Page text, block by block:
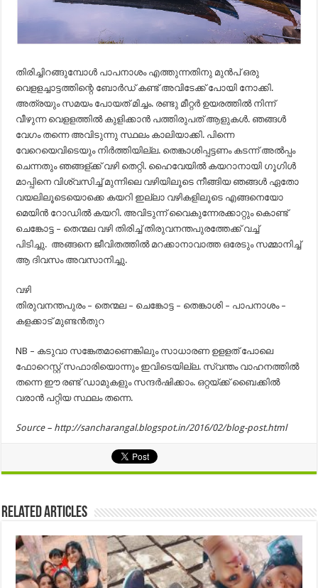
തിരിച്ചിറങ്ങുമ്പോൾ പാപനാശം എത്തുന്നതിനു മുൻപ് ഒരു
വെളളച്ചാട്ടത്തിന്റെ ബോർഡ് കണ്ട് അവിടേക്ക് പോയി നോക്കി.
അത്രയും സമയം പോയത് മിച്ചം. രണ്ടു മീറ്റർ ഉയരത്തിൽ നിന്ന്
വീഴുന്ന വെളളത്തിൽ കുളിക്കാൻ പത്തിരുപത് ആളുകൾ. ഞങ്ങൾ
വേഗം തന്നെ അവിടുന്നു സ്ഥലം കാലിയാക്കി. പിന്നെ
വേറെയെവിടെയും നിർത്തിയില്ല. തെങ്കാശിപ്പട്ടണം കടന്ന് അൽപ്പം
ചെന്നതും ഞങ്ങള്ക്ക് വഴി തെറ്റി. ഹൈവേയിൽ കയറാനായി ഗൂഗിൾ
മാപ്പിനെ വിശ്വസിച്ച് മുന്നിലെ വഴിയിലൂടെ നീങ്ങിയ ഞങ്ങൾ ഏതോ
വയലിലൂടെയൊക്കെ കയറി ഇല്ലാ വഴികളിലൂടെ എങ്ങനെയോ
മെയിൻ റോഡിൽ കയറി. അവിടുന്ന് വൈകുന്നേരക്കാറ്റും കൊണ്ട്
ചെങ്കോട്ട – തെന്മല വഴി തിരിച്ച് തിരുവനന്തപുരത്തേക്ക് വച്ച്
പിടിച്ചു. അങ്ങനെ ജീവിതത്തിൽ മറക്കാനാവാത്ത ഒരേടും സമ്മാനിച്ച്
ആ ദിവസം അവസാനിച്ചു.
വഴി
തിരുവനന്തപുരം – തെന്മല – ചെങ്കോട്ട – തെങ്കാശി – പാപനാശം –
കളക്കാട്‌ മുണ്ടൻതുറ
NB – കടുവാ സങ്കേതമാണെങ്കിലും സാധാരണ ഉളളത് പോലെ
ഫോറെസ്റ്റ് സഫാരിയൊന്നും ഇവിടെയില്ല. സ്വന്തം വാഹനത്തിൽ
തന്നെ ഈ രണ്ട് ഡാമുകളും സന്ദർഷിക്കാം. ഒറ്റയ്ക്ക് ബൈക്കിൽ
വരാൻ പറ്റിയ സ്ഥലം തന്നെ.
Source – http://sancharangal.blogspot.in/2016/02/blog-post.html
Related Articles